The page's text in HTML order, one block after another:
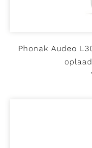
Phonak Audeo